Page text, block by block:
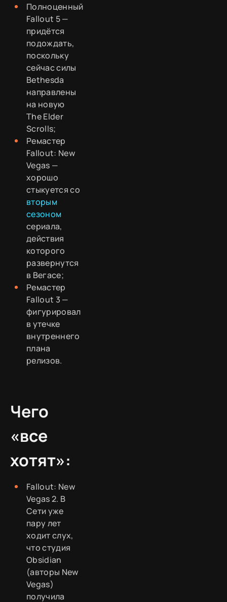
Полноценный
Fallout 5 —
придётся
подождать,
поскольку
сейчас силы
Bethesda
направлены
на новую
The Elder
Scrolls;
Ремастер
Fallout: New
Vegas —
хорошо
стыкуется со
вторым
сезоном
сериала,
действия
которого
развернутся
в Вегасе;
Ремастер
Fallout 3 —
фигурировал
в утечке
внутреннего
плана
релизов.
Чего
«все
хотят»:
Fallout: New
Vegas 2. В
Сети уже
пару лет
ходит слух,
что студия
Obsidian
(авторы New
Vegas)
получила